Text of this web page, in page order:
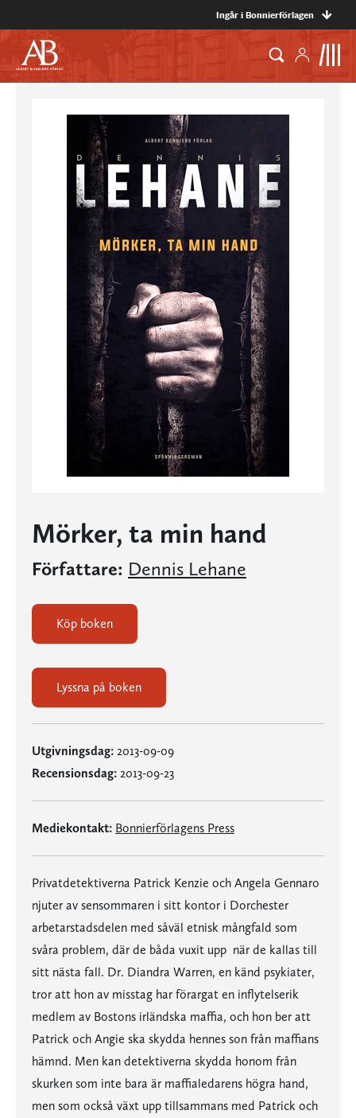
Ingår i Bonnierförlagen
Mörker, ta min hand
Författare: Dennis Lehane
Köp boken
Lyssna på boken
Utgivningsdag: 2013-09-09
Recensionsdag: 2013-09-23
Mediekontakt: Bonnierförlagens Press
Privatdetektiverna Patrick Kenzie och Angela Gennaro
njuter av sensommaren i sitt kontor i Dorchester 
arbetarstadsdelen med såväl etnisk mångfald som
svåra problem, där de båda vuxit upp  när de kallas till
sitt nästa fall. Dr. Diandra Warren, en känd psykiater,
tror att hon av misstag har förargat en inflytelserik
medlem av Bostons irländska maffia, och hon ber att
Patrick och Angie ska skydda hennes son från maffians
hämnd. Men kan detektiverna skydda honom från
skurken som inte bara är maffialedarens högra hand,
men som också växt upp tillsammans med Patrick och